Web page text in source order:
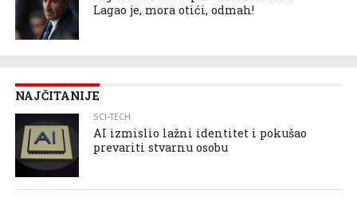
Lagao je, mora otići, odmah!
NAJČITANIJE
SCI-TECH
AI izmislio lažni identitet i pokušao
prevariti stvarnu osobu